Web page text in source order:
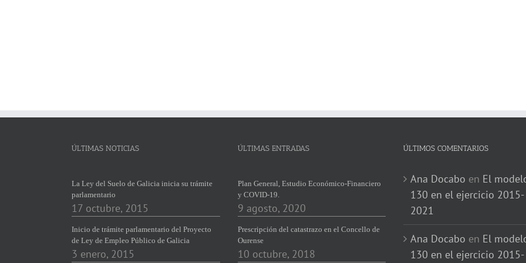
ÚLTIMAS NOTICIAS
La Ley del Suelo de Galicia inicia su trámite
parlamentario
17 octubre, 2015
Inicio de trámite parlamentario del Proyecto
de Ley de Empleo Público de Galicia
3 enero, 2015
ÚLTIMAS ENTRADAS
Plan General, Estudio Económico-Financiero
y COVID-19.
9 agosto, 2020
Prescripción del catastrazo en el Concello de
Ourense
10 octubre, 2018
ÚLTIMOS COMENTARIOS
Ana Docabo en El
130 en el ejercicio 2015-
2021
Ana Docabo en El
130 en el ejercicio 2015-